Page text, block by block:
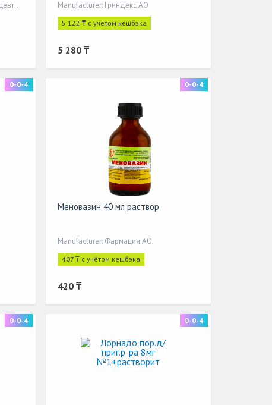
Manufacturer: Таллиннский фармацевтичес Manufacturer: Гриндекс АО
5 122 ₸ с учётом кешбэка
5 280 ₸
0-0-4 0-0-4
Меновазин 40 мл раствор
Manufacturer: Фармация АО
407 ₸ с учётом кешбэка
420 ₸
0-0-4 0-0-4